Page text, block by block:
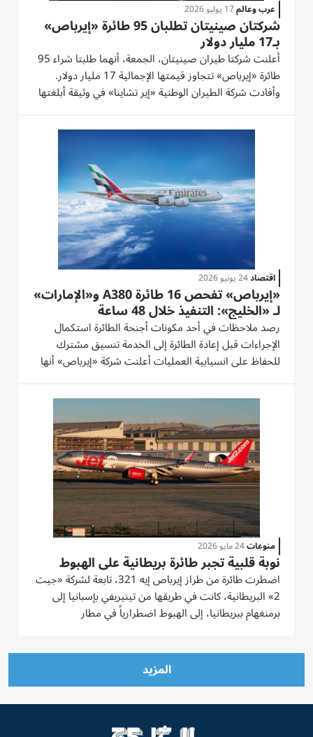
عرب وعالم17 يوليو 2026
شركتان صينيتان تطلبان 95 طائرة «إيرباص»
بـ17 مليار دولار
أعلنت شركتا طيران صينيتان، الجمعة، أنهما طلبتا شراء 95
طائرة «إيرباص» تتجاوز قيمتها الإجمالية 17 مليار دولار.
وأفادت شركة الطيران الوطنية «إير تشاينا» في وثيقة أبلغتها
إلى سوق شنغهاي للأوراق المالية، بأنها أبرمت اتفاقاً لشراء
اقتصاد24 يونيو 2026
«إيرباص» تفحص 16 طائرة A380 و«الإمارات»
لـ «الخليج»: التنفيذ خلال 48 ساعة
رصد ملاحظات في أحد مكونات أجنحة الطائرة استكمال
الإجراءات قبل إعادة الطائرة إلى الخدمة تنسيق مشترك
للحفاظ على انسيابية العمليات أعلنت شركة «إيرباص» أنها
ستجري عمليات فحص لـ 16 طائرة من طراز A380، بعد
رصد ملاحظات في أحد مكونات أجنحة الطائرة. وأكدت طيران
الإمارات أنها ستباشر...
منوعات24 مايو 2026
نوبة قلبية تجبر طائرة بريطانية على الهبوط
اضطرت طائرة من طراز إيرباص إيه 321، تابعة لشركة «جيت
2» البريطانية، كانت في طريقها من تينيريفي بإسبانيا إلى
برمنغهام ببريطانيا، إلى الهبوط اضطرارياً في مطار
المزيد